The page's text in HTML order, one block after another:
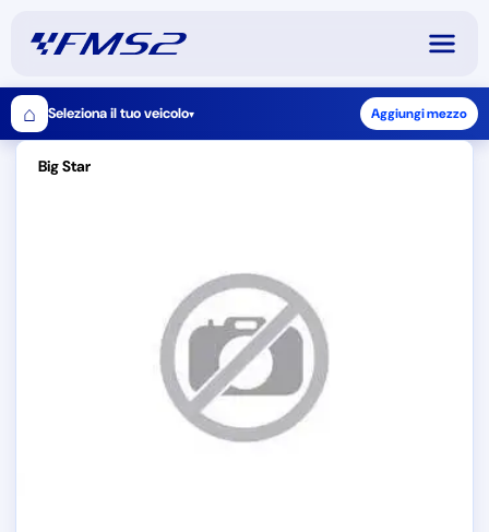
⌂ Seleziona il tuo veicolo▾ Aggiungi mezzo
Big Star